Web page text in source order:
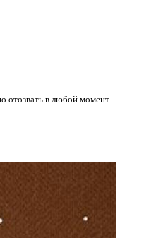
отозвать в любой момент.